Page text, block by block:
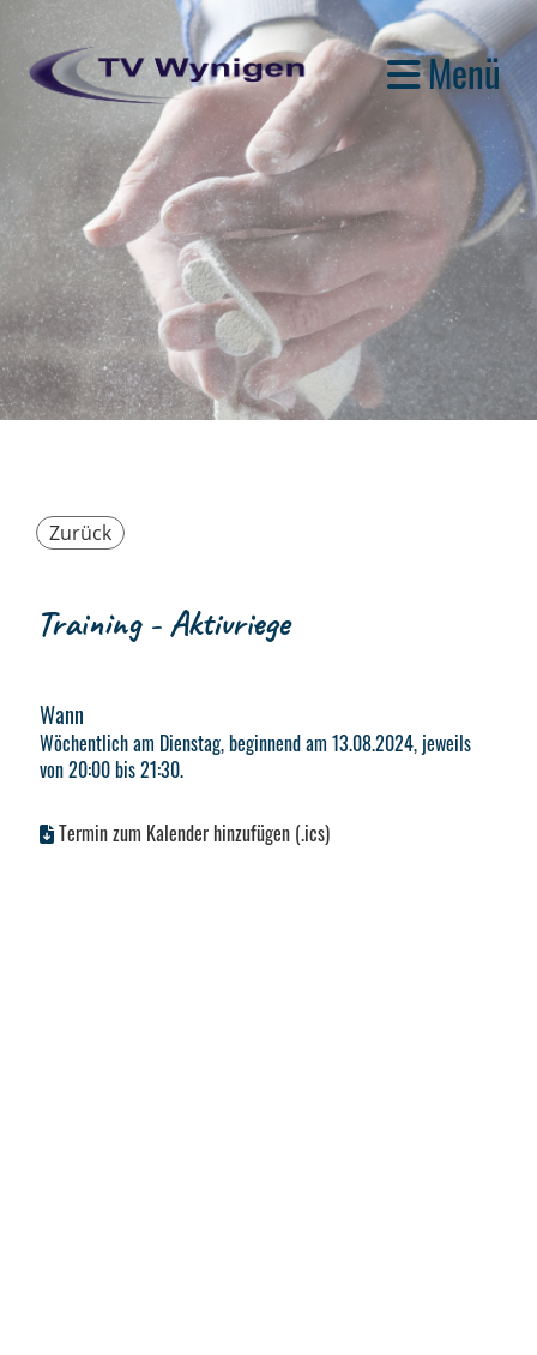
Menü
Zurück
Training - Aktivriege
Wann
Wöchentlich am Dienstag, beginnend am 13.08.2024, jeweils
von 20:00 bis 21:30.
Termin zum Kalender hinzufügen (.ics)